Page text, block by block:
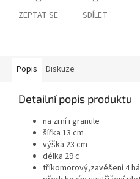
ZEPTAT SE SDÍLET
Popis Diskuze
Detailní popis produktu
na zrní i granule
šířka 13 cm
výška 23 cm
délka 29 c
tříkomorový,zavěšení 4